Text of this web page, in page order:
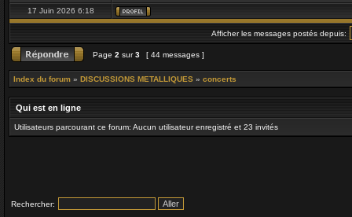
17 Juin 2026 6:18
Afficher les messages postés depuis:
Page 2 sur3 [ 44 messages ]
Index du forum » DISCUSSIONS METALLIQUES » concerts
Qui est en ligne
Utilisateurs parcourant ce forum: Aucun utilisateur enregistré et 23 invités
Rechercher: